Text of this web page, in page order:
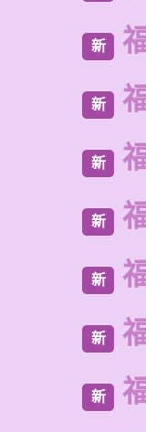
新
新
新
新
新
新
新